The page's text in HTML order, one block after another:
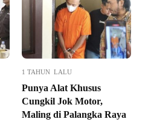
1 TAHUN LALU
Punya Alat Khusus
Cungkil Jok Motor,
Maling di Palangka Raya